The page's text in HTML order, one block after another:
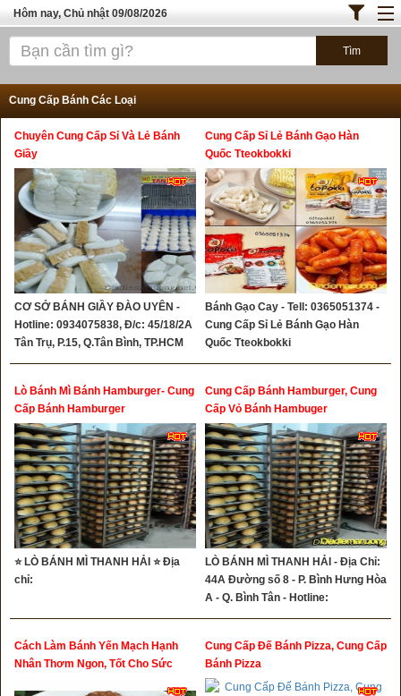
Hôm nay, Chủ nhật 09/08/2026
Trang chủ
Bánh - Đồ Ăn Vặt
Thực Phẩm Nông Hải Sản
ĐỊA ĐIỂM ĂN UỐNG HÀ NỘI
TOP QUÁN ĂN
Cung Cấp Bánh Các Loại
Chuyên Cung Cấp Sỉ Và Lẻ Bánh
Giầy
CƠ SỞ BÁNH GIẦY ĐÀO UYÊN -
Hotline: 0934075838, Đ/c: 45/18/2A
Tân Trụ, P.15, Q.Tân Bình, TP.HCM
Cung Cấp Sỉ Lẻ Bánh Gạo Hàn
Quốc Tteokbokki
Bánh Gạo Cay - Tell: 0365051374 -
Cung Cấp Sỉ Lẻ Bánh Gạo Hàn
Quốc Tteokbokki
Lò Bánh Mì Bánh Hamburger- Cung
Cấp Bánh Hamburger
⭐ LÒ BÁNH MÌ THANH HẢI ⭐ Địa
chỉ:
Cung Cấp Bánh Hamburger, Cung
Cấp Vỏ Bánh Hambuger
LÒ BÁNH MÌ THANH HẢI - Địa Chỉ:
44A Đường số 8 - P. Bình Hưng Hòa
A - Q. Bình Tân - Hotline:
0356490253
Cách Làm Bánh Yến Mạch Hạnh
Nhân Thơm Ngon, Tốt Cho Sức
Cung Cấp Đế Bánh Pizza, Cung Cấp
Bánh Pizza